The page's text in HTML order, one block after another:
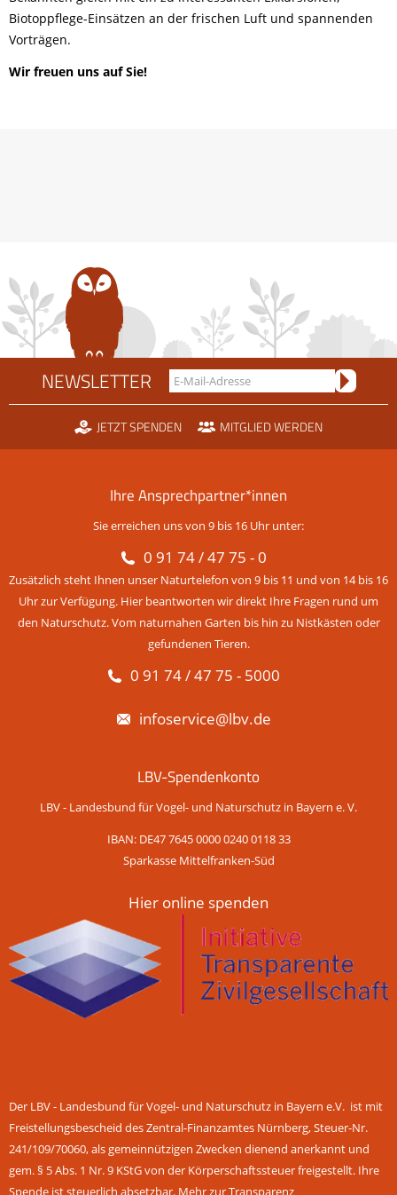
Biotoppflege-Einsätzen an der frischen Luft und spannenden
Vorträgen.
Wir freuen uns auf Sie!
NEWSLETTER
JETZT SPENDEN MITGLIED WERDEN
Ihre Ansprechpartner*innen
Sie erreichen uns von 9 bis 16 Uhr unter:
0 91 74 / 47 75 - 0
Zusätzlich steht Ihnen unser Naturtelefon von 9 bis 11 und von 14 bis 16
Uhr zur Verfügung. Hier beantworten wir direkt Ihre Fragen rund um
den Naturschutz. Vom naturnahen Garten bis hin zu Nistkästen oder
gefundenen Tieren.
0 91 74 / 47 75 - 5000
infoservice@lbv.de
LBV-Spendenkonto
LBV - Landesbund für Vogel- und Naturschutz in Bayern e. V.
IBAN: DE47 7645 0000 0240 0118 33
Sparkasse Mittelfranken-Süd
Hier online spenden
Der LBV - Landesbund für Vogel- und Naturschutz in Bayern e.V. ist mit
Freistellungsbescheid des Zentral-Finanzamtes Nürnberg, Steuer-Nr.
241/109/70060, als gemeinnützigen Zwecken dienend anerkannt und
gem. § 5 Abs. 1 Nr. 9 KStG von der Körperschaftssteuer freigestellt. Ihre
Spende ist steuerlich absetzbar. Mehr zur Transparenz